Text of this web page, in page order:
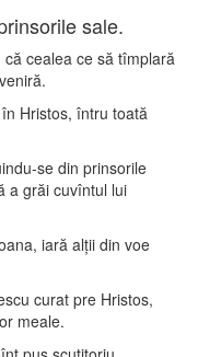
sale.
cealea ce să tîmplară
Hristos, întru toată
se din prinsorile
a grăi cuvîntul lui
iară alţii din voe
curat pre Hristos,
meale.